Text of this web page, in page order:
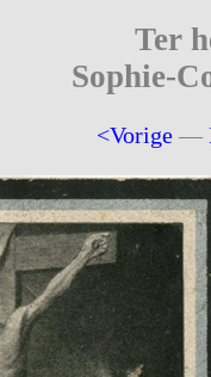
Ter
Sophie-
<Vorige —